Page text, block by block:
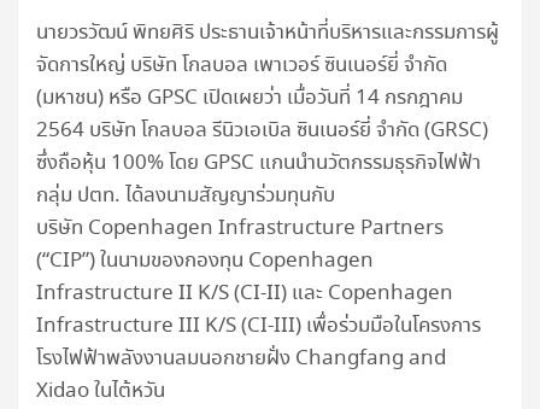
นายวรวัฒน์ พิทยศิริ ประธานเจ้าหน้าที่บริหารและกรรมการผู้
จัดการใหญ่ บริษัท โกลบอล เพาเวอร์ ซินเนอร์ยี่ จำกัด
(มหาชน) หรือ GPSC เปิดเผยว่า เมื่อวันที่ 14 กรกฎาคม
2564 บริษัท โกลบอล รีนิวเอเบิล ซินเนอร์ยี่ จำกัด (GRSC)
ซึ่งถือหุ้น 100% โดย GPSC แกนนำนวัตกรรมธุรกิจไฟฟ้า
กลุ่ม ปตท. ได้ลงนามสัญญาร่วมทุนกับ
บริษัท Copenhagen Infrastructure Partners
(“CIP”) ในนามของกองทุน Copenhagen
Infrastructure II K/S (CI-II) และ Copenhagen
Infrastructure III K/S (CI-III) เพื่อร่วมมือในโครงการ
โรงไฟฟ้าพลังงานลมนอกชายฝั่ง Changfang and
Xidao ในไต้หวัน